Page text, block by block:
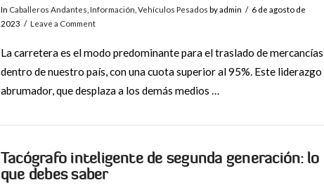
In Caballeros Andantes Información Vehículos Pesados by admin
6 de agosto de
2023
Leave a Comment
La carretera es el modo predominante para el traslado de mercancías
dentro de nuestro país, con una cuota superior al 95%. Este liderazgo
abrumador, que desplaza a los demás medios …
Tacógrafo inteligente de segunda generación: lo
que debes saber